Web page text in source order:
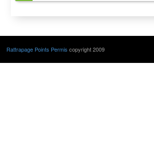
Rattrapage Points Permis copyright 2009